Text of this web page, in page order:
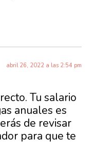
abril 26, 2022 a las 2:54 pm
Tu salario
anuales es
de revisar
para que te